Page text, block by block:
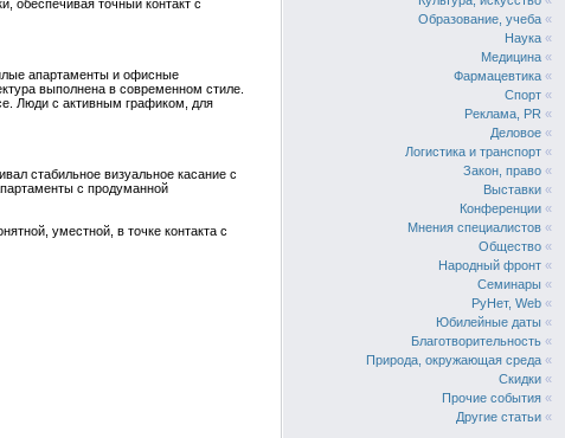
обеспечивая точный контакт с
апартаменты и офисные
выполнена в современном стиле.
Люди с активным графиком, для
стабильное визуальное касание с
с продуманной
уместной, в точке контакта с
Образование, учеба «
Наука «
Медицина «
Фармацевтика «
Спорт «
Реклама, PR «
Деловое «
Логистика и транспорт «
Закон, право «
Выставки «
Конференции «
Мнения специалистов «
Общество «
Народный фронт «
Семинары «
РуНет, Web «
Юбилейные даты «
Благотворительность «
Природа, окружающая среда «
Скидки «
Прочие события «
Другие статьи «